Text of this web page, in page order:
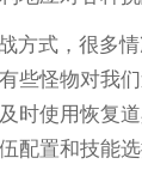
方式，很多
些怪物对我
时使用恢复
配置和技能